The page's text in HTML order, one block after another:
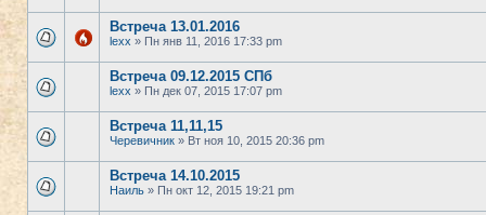
Встреча 13.01.2016
lexx » Пн янв 11, 2016 17:33 pm
Встреча 09.12.2015 СПб
lexx » Пн дек 07, 2015 17:07 pm
Встреча 11,11,15
Черевичник » Вт ноя 10, 2015 20:36 pm
Встреча 14.10.2015
Наиль » Пн окт 12, 2015 19:21 pm